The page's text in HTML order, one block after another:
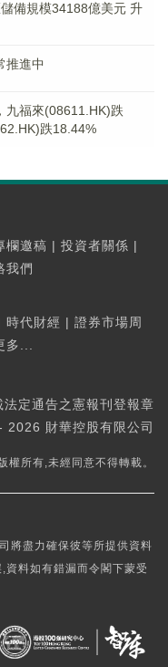
備規模34188億美元 升
推進中
九福來(08611.HK)跌
跌18.44%
欄邀稿 | 投資者關係 |
我們
時代財經 | 證券市場周
多...
定通告之憲報刊登報章
財華控股有限公司
權所有,未經同意不得轉載。
將盡力確保彼等所提供資料
資料如有錯漏而令閣下蒙受